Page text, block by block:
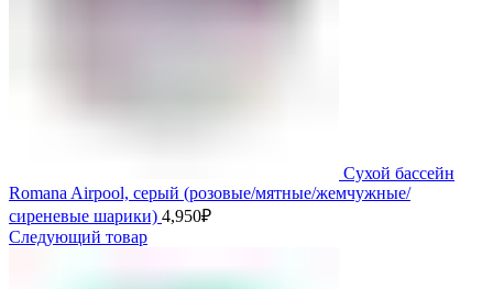
Сухой бассейн
Romana Airpool, серый (розовые/мятные/жемчужные/
сиреневые шарики) 4,950₽
Следующий товар